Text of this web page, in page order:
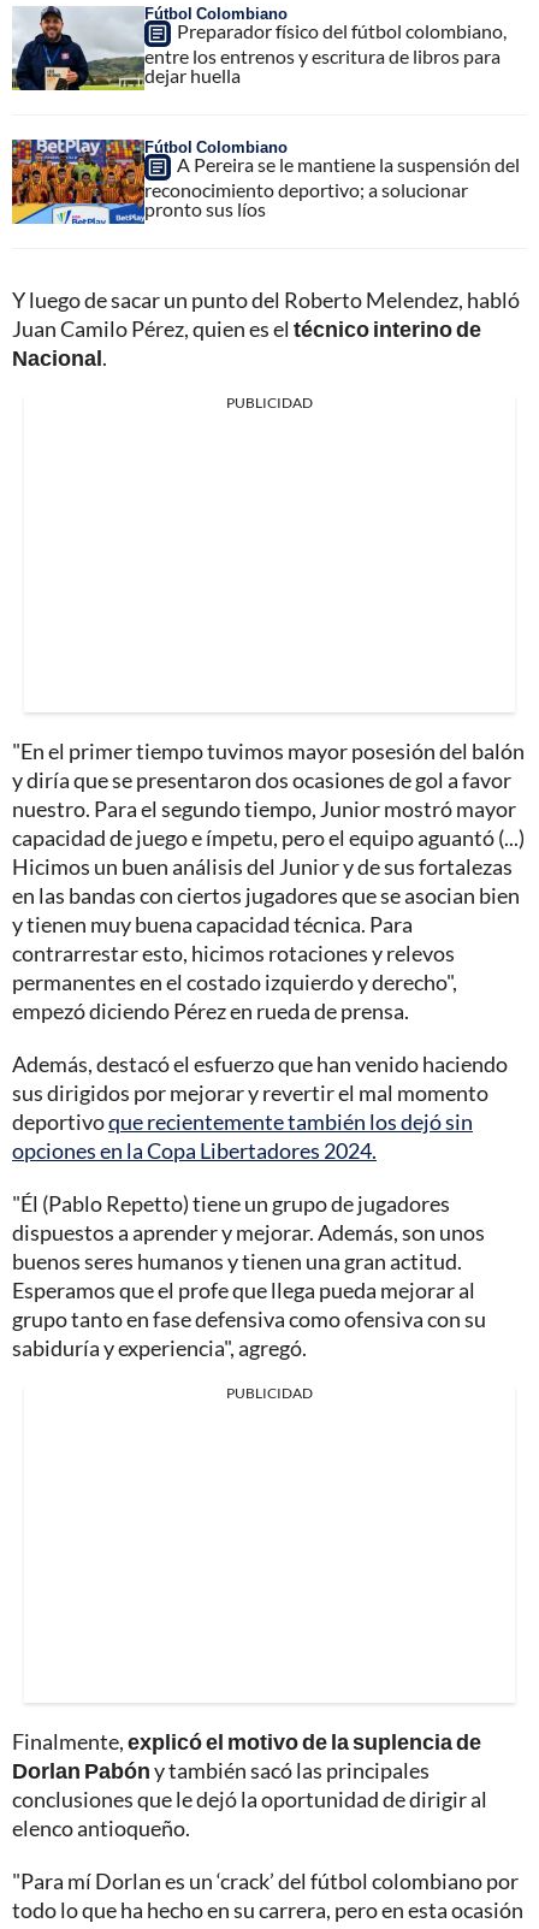
Fútbol Colombiano
Preparador físico del fútbol colombiano,
entre los entrenos y escritura de libros para
dejar huella
Fútbol Colombiano
A Pereira se le mantiene la suspensión del
reconocimiento deportivo; a solucionar
pronto sus líos
Y luego de sacar un punto del Roberto Melendez, habló
Juan Camilo Pérez, quien es el técnico interino de
Nacional.
PUBLICIDAD
"En el primer tiempo tuvimos mayor posesión del balón
y diría que se presentaron dos ocasiones de gol a favor
nuestro. Para el segundo tiempo, Junior mostró mayor
capacidad de juego e ímpetu, pero el equipo aguantó (...)
Hicimos un buen análisis del Junior y de sus fortalezas
en las bandas con ciertos jugadores que se asocian bien
y tienen muy buena capacidad técnica. Para
contrarrestar esto, hicimos rotaciones y relevos
permanentes en el costado izquierdo y derecho",
empezó diciendo Pérez en rueda de prensa.
Además, destacó el esfuerzo que han venido haciendo
sus dirigidos por mejorar y revertir el mal momento
deportivoque recientemente también los dejó sin
opciones en la Copa Libertadores 2024.
"Él (Pablo Repetto) tiene un grupo de jugadores
dispuestos a aprender y mejorar. Además, son unos
buenos seres humanos y tienen una gran actitud.
Esperamos que el profe que llega pueda mejorar al
grupo tanto en fase defensiva como ofensiva con su
sabiduría y experiencia", agregó.
PUBLICIDAD
Finalmente,explicó el motivo de la suplencia de
Dorlan Pabóny también sacó las principales
conclusiones que le dejó la oportunidad de dirigir al
elenco antioqueño.
"Para mí Dorlan es un ‘crack’ del fútbol colombiano por
todo lo que ha hecho en su carrera, pero en esta ocasión